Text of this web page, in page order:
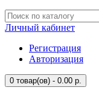
Личный кабинет
Регистрация
Авторизация
0 товар(ов) - 0.00 р.